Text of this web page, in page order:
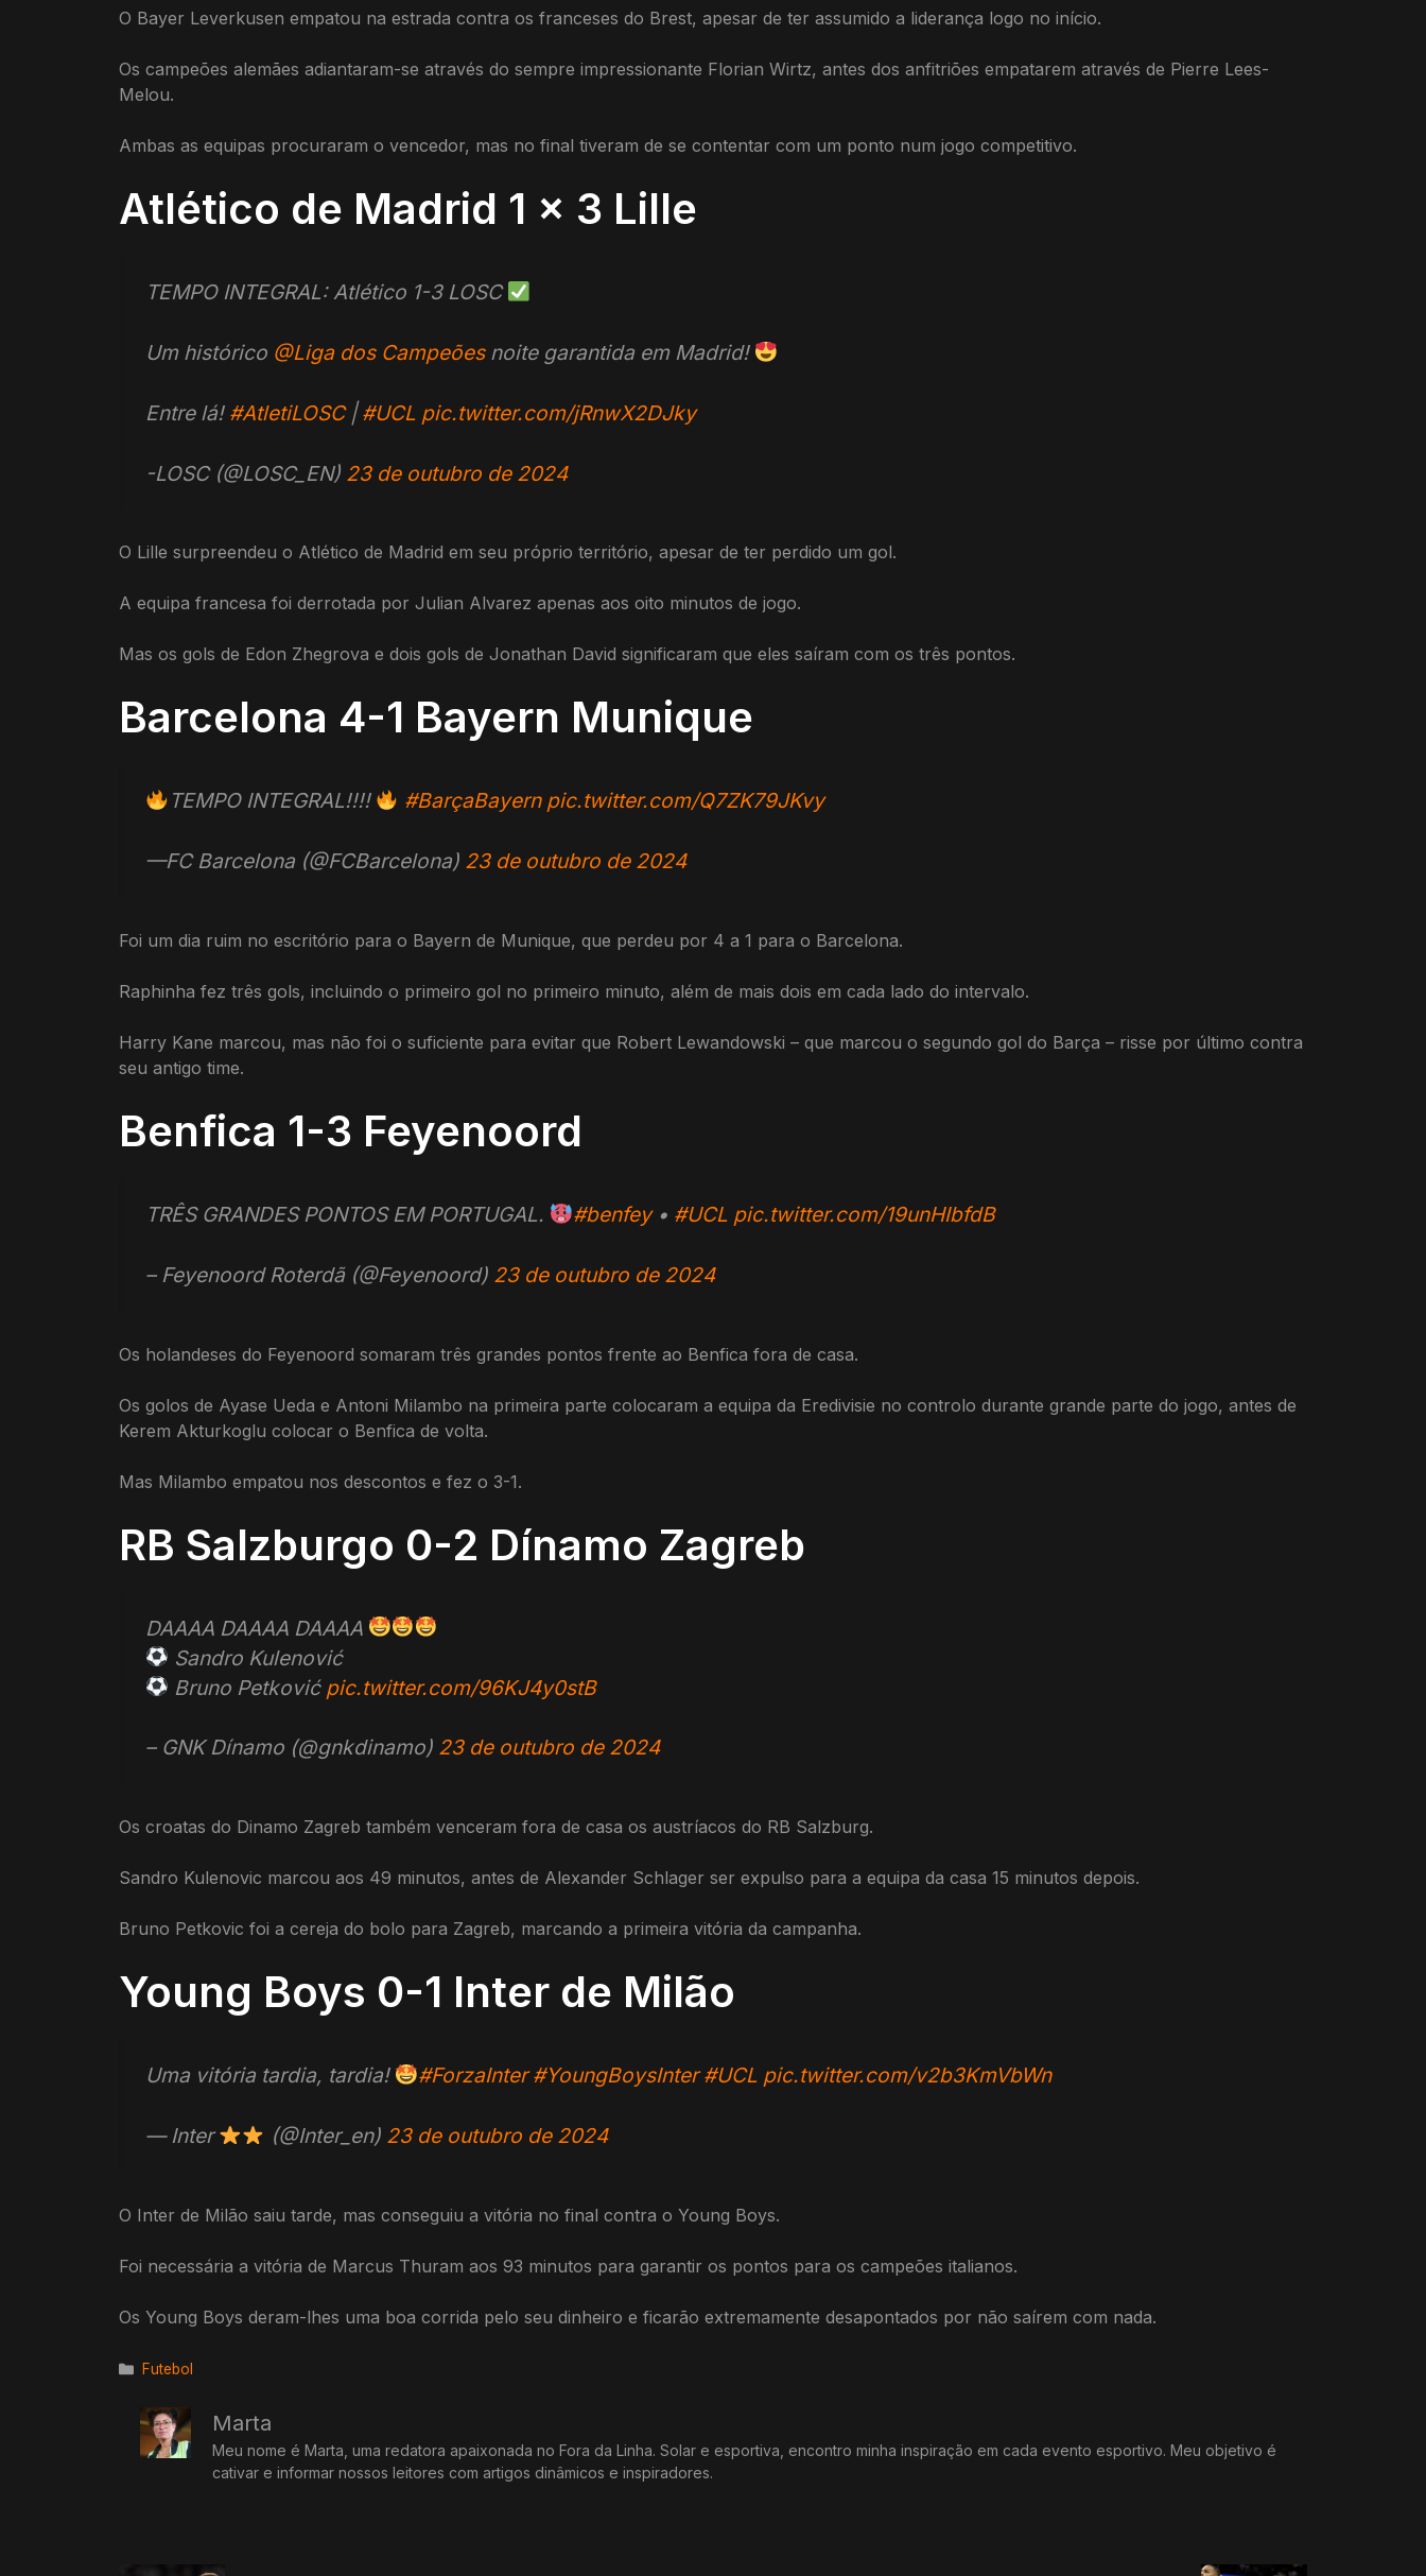
O Bayer Leverkusen empatou na estrada contra os franceses do Brest, apesar de ter assumido a liderança logo no início.
Os campeões alemães adiantaram-se através do sempre impressionante Florian Wirtz, antes dos anfitriões empatarem através de Pierre Lees-
Melou.
Ambas as equipas procuraram o vencedor, mas no final tiveram de se contentar com um ponto num jogo competitivo.
Atlético de Madrid 1 x 3 Lille
TEMPO INTEGRAL: Atlético 1-3 LOSC
Um histórico @Liga dos Campeõesnoite garantida em Madrid!
Entre lá! #AtletiLOSC|#UCL pic.twitter.com/jRnwX2DJky
-LOSC (@LOSC_EN) 23 de outubro de 2024
O Lille surpreendeu o Atlético de Madrid em seu próprio território, apesar de ter perdido um gol.
A equipa francesa foi derrotada por Julian Alvarez apenas aos oito minutos de jogo.
Mas os gols de Edon Zhegrova e dois gols de Jonathan David significaram que eles saíram com os três pontos.
Barcelona 4-1 Bayern Munique
TEMPO INTEGRAL!!!! #BarçaBayern pic.twitter.com/Q7ZK79JKvy
—FC Barcelona (@FCBarcelona) 23 de outubro de 2024
Foi um dia ruim no escritório para o Bayern de Munique, que perdeu por 4 a 1 para o Barcelona.
Raphinha fez três gols, incluindo o primeiro gol no primeiro minuto, além de mais dois em cada lado do intervalo.
Harry Kane marcou, mas não foi o suficiente para evitar que Robert Lewandowski – que marcou o segundo gol do Barça – risse por último contra
seu antigo time.
Benfica 1-3 Feyenoord
TRÊS GRANDES PONTOS EM PORTUGAL. #benfey• #UCL pic.twitter.com/19unHIbfdB
– Feyenoord Roterdã (@Feyenoord) 23 de outubro de 2024
Os holandeses do Feyenoord somaram três grandes pontos frente ao Benfica fora de casa.
Os golos de Ayase Ueda e Antoni Milambo na primeira parte colocaram a equipa da Eredivisie no controlo durante grande parte do jogo, antes de
Kerem Akturkoglu colocar o Benfica de volta.
Mas Milambo empatou nos descontos e fez o 3-1.
RB Salzburgo 0-2 Dínamo Zagreb
DAAAA DAAAA DAAAA
Sandro Kulenović
Bruno Petković pic.twitter.com/96KJ4y0stB
– GNK Dínamo (@gnkdinamo) 23 de outubro de 2024
Os croatas do Dinamo Zagreb também venceram fora de casa os austríacos do RB Salzburg.
Sandro Kulenovic marcou aos 49 minutos, antes de Alexander Schlager ser expulso para a equipa da casa 15 minutos depois.
Bruno Petkovic foi a cereja do bolo para Zagreb, marcando a primeira vitória da campanha.
Young Boys 0-1 Inter de Milão
Uma vitória tardia, tardia! #ForzaInter #YoungBoysInter #UCL pic.twitter.com/v2b3KmVbWn
— Inter (@Inter_en) 23 de outubro de 2024
O Inter de Milão saiu tarde, mas conseguiu a vitória no final contra o Young Boys.
Foi necessária a vitória de Marcus Thuram aos 93 minutos para garantir os pontos para os campeões italianos.
Os Young Boys deram-lhes uma boa corrida pelo seu dinheiro e ficarão extremamente desapontados por não saírem com nada.
Categorias
Futebol
Marta
Meu nome é Marta, uma redatora apaixonada no Fora da Linha. Solar e esportiva, encontro minha inspiração em cada evento esportivo. Meu objetivo é
cativar e informar nossos leitores com artigos dinâmicos e inspiradores.